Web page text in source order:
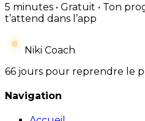
5 minutes • Gratuit • Ton
t’attend dans l’app
Niki Coach
66 jours pour reprendre le
Navigation